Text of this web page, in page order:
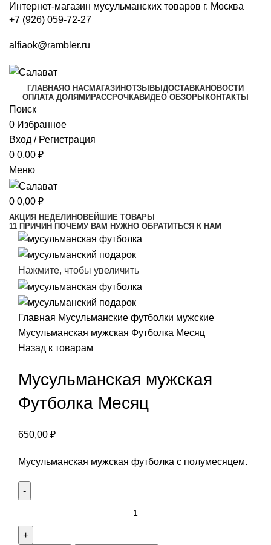
Интернет-магазин мусульманских товаров г. Москва
+7 (926) 059-72-27
alfiaok@rambler.ru
ГЛАВНАЯО НАСМАГАЗИНОТЗЫВЫ ДОСТАВКАНОВОСТИ
ОПЛАТА ДОЛЯМИ РАССРОЧКАВИДЕО ОБЗОРЫ КОНТАКТЫ
Поиск
0 Избранное
Вход / Регистрация
0 0,00 ₽
Меню
0 0,00 ₽
АКЦИЯ НЕДЕЛИНОВЕЙШИЕ ТОВАРЫ
11 ПРИЧИН ПОЧЕМУ ВАМ НУЖНО ОБРАТИТЬСЯ К НАМ
Нажмите, чтобы увеличить
Главная Мусульманские футболки мужские
Мусульманская мужская Футболка Месяц
Назад к товарам
Мусульманская мужская
Футболка Месяц
650,00 ₽
Мусульманская мужская футболка с полумесяцем.
Мусульманская